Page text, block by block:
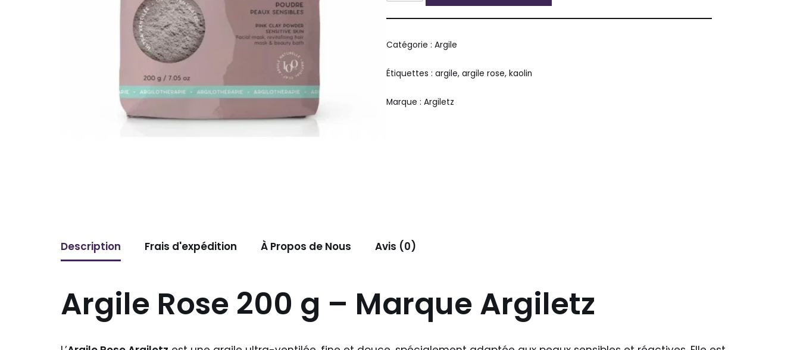
Alternative:
Catégorie :Argile
Étiquettes :argile,argile rose,kaolin
Marque :Argiletz
Description Frais d'expédition À Propos de Nous Avis (0)
Argile Rose 200 g – Marque Argiletz